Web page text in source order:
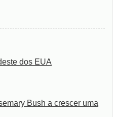
dos EUA
Bush a crescer uma